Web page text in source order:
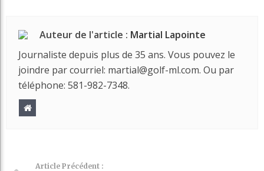
Auteur de l'article : Martial Lapointe
Journaliste depuis plus de 35 ans. Vous pouvez le
joindre par courriel: martial@golf-ml.com. Ou par
téléphone: 581-982-7348.
Article Précédent :